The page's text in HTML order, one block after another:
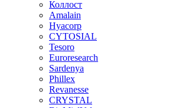
Коллост
Amalain
Hyacorp
CYTOSIAL
Tesoro
Euroresearch
Sardenya
Phillex
Revanesse
CRYSTAL